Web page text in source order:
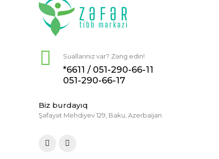
Suallarınız var? Zəng edin!
*6611 / 051-290-66-11
051-290-66-17
Biz burdayıq
Şəfayət Mehdiyev 129, Baku, Azerbaijan